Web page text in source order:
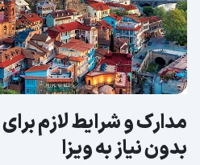
مدارک و شرایط لازم
بدون نیاز به ویزا